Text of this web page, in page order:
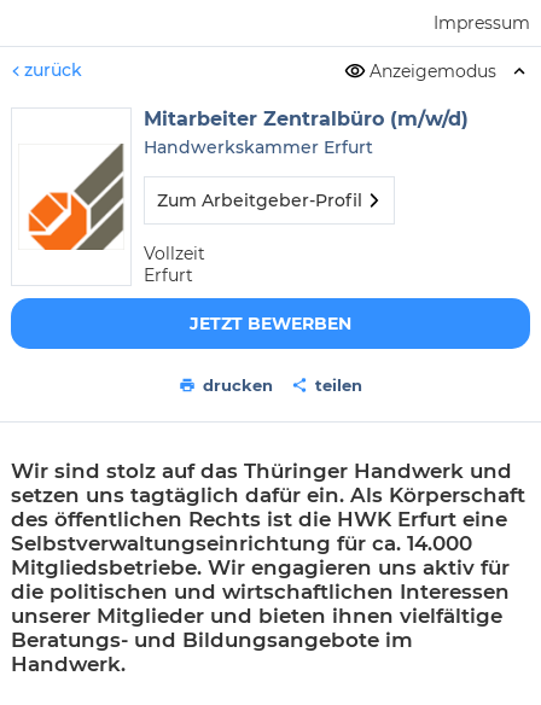
Impressum
zurück Anzeigemodus
Mitarbeiter Zentralbüro (m/w/d)
Handwerkskammer Erfurt
Zum Arbeitgeber-Profil
Vollzeit
Erfurt
JETZT BEWERBEN
drucken teilen
Wir sind stolz auf das Thüringer Handwerk und
setzen uns tagtäglich dafür ein. Als Körperschaft
des öffentlichen Rechts ist die HWK Erfurt eine
Selbstverwaltungseinrichtung für ca. 14.000
Mitgliedsbetriebe. Wir engagieren uns aktiv für
die politischen und wirtschaftlichen Interessen
unserer Mitglieder und bieten ihnen vielfältige
Beratungs- und Bildungsangebote im
Handwerk.